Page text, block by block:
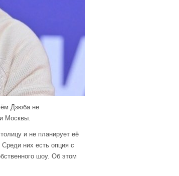
Дзюба не
Москвы.
и не планирует её
них есть опция с
шоу. Об этом